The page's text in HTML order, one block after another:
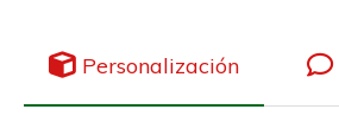
Personalización